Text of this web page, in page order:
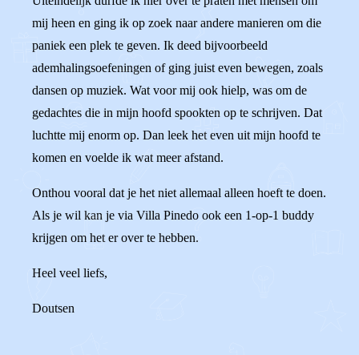
mij heen en ging ik op zoek naar andere manieren om die
paniek een plek te geven. Ik deed bijvoorbeeld
ademhalingsoefeningen of ging juist even bewegen, zoals
dansen op muziek. Wat voor mij ook hielp, was om de
gedachtes die in mijn hoofd spookten op te schrijven. Dat
luchtte mij enorm op. Dan leek het even uit mijn hoofd te
komen en voelde ik wat meer afstand.
Onthou vooral dat je het niet allemaal alleen hoeft te doen.
Als je wil kan je via Villa Pinedo ook een 1-op-1 buddy
krijgen om het er over te hebben.
Heel veel liefs,
Doutsen